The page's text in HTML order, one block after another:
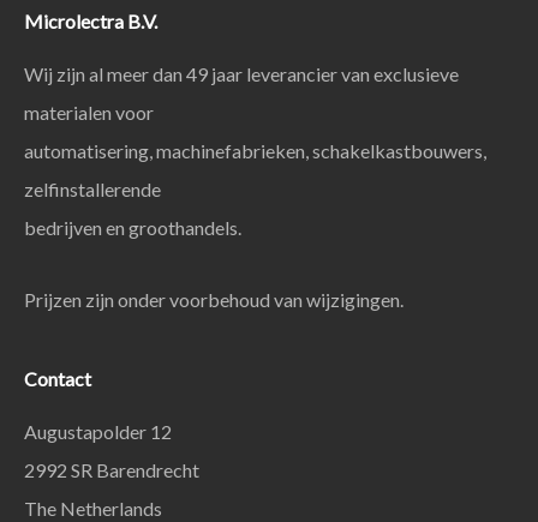
Microlectra B.V.
Wij zijn al meer dan 49 jaar leverancier van exclusieve
materialen voor
automatisering, machinefabrieken, schakelkastbouwers,
zelfinstallerende
bedrijven en groothandels.
Prijzen zijn onder voorbehoud van wijzigingen.
Contact
Augustapolder 12
2992 SR Barendrecht
The Netherlands